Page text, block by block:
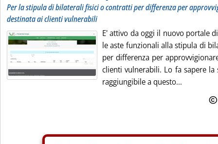
Per la stipula di bilaterali fisici o contratti per differenza per
destinata ai clienti vulnerabili
E' attivo da oggi il nuovo portale
le aste funzionali alla stipula di
per differenza per
clienti vulnerabili. Lo fa sapere la
raggiungibile a questo...